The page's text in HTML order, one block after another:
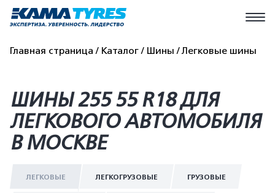
Главная страница Каталог Шины Легковые шины
ШИНЫ 255 55 R18 ДЛЯ
ЛЕГКОВОГО АВТОМОБИЛЯ
В МОСКВЕ
ЛЕГКОВЫЕ ЛЕГКОГРУЗОВЫЕ ГРУЗОВЫЕ